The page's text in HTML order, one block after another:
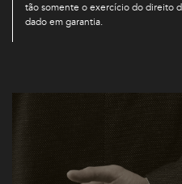
tão somente o exercício do direito
dado em garantia.